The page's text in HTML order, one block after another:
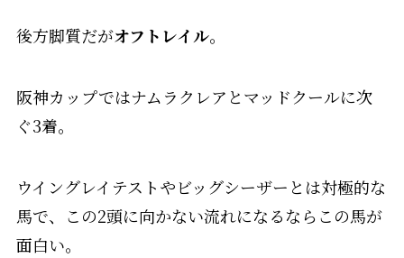
後方脚質だがオフトレイル。
阪神カップではナムラクレアとマッドクールに次
ぐ3着。
ウイングレイテストやビッグシーザーとは対極的な
馬で、この2頭に向かない流れになるならこの馬が
面白い。